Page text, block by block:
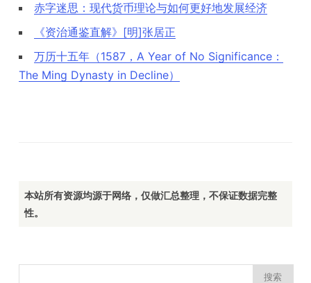
赤字迷思：现代货币理论与如何更好地发展经济
《资治通鉴直解》[明]张居正
万历十五年（1587，A Year of No Significance：
The Ming Dynasty in Decline）
本站所有资源均源于网络，仅做汇总整理，不保证数据完整
性。